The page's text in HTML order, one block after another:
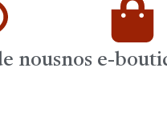
nousnos e-